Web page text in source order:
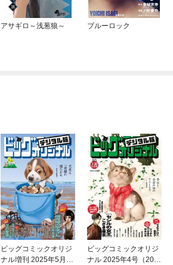
アサギロ～浅葱狼～ ブルーロック
ビッグコミックオリジ
ナル増刊 2025年5月増
ビッグコミックオリジ
ナル 2025年4号（202